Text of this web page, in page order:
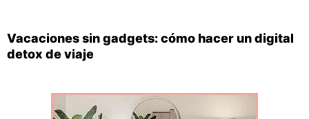
Vacaciones sin gadgets: cómo hacer un digital
detox de viaje